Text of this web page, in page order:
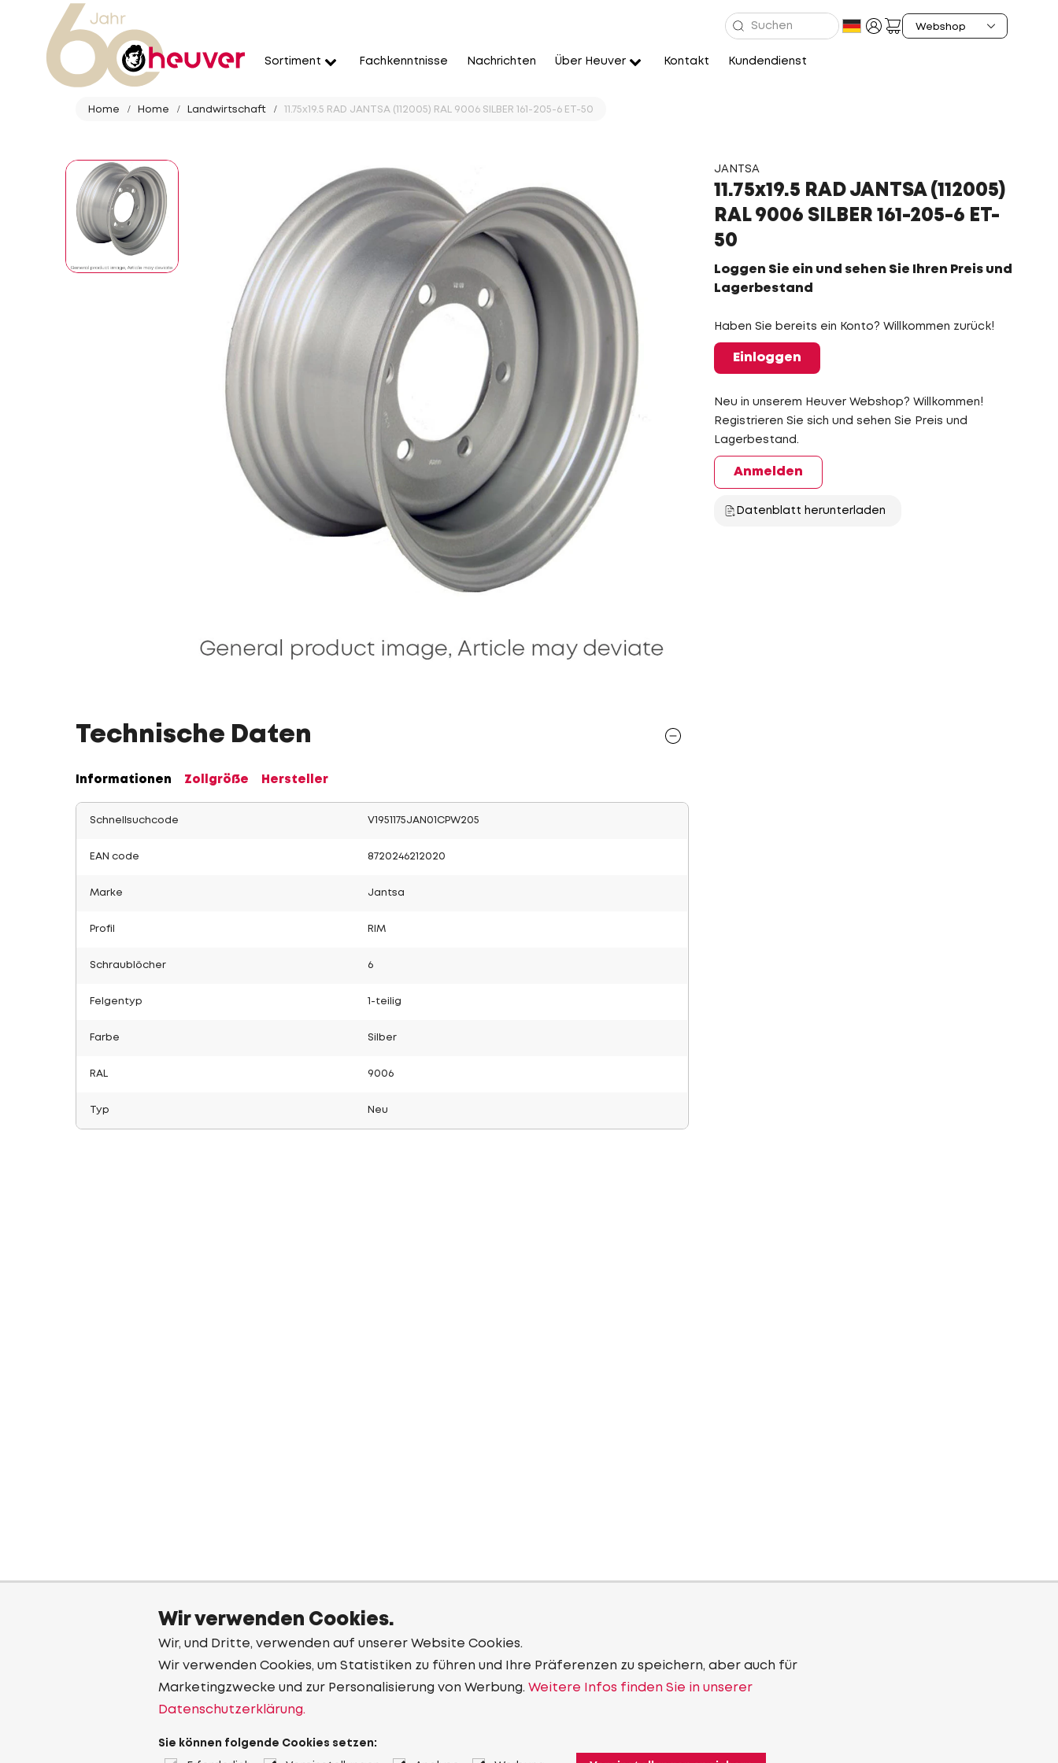
Sortiment Fachkenntnisse Nachrichten Über Heuver Kontakt Kundendienst
Home Home Landwirtschaft 11.75x19.5 RAD JANTSA (112005) RAL 9006 SILBER 161-205-6 ET-50
JANTSA
11.75x19.5 RAD JANTSA (112005)
RAL 9006 SILBER 161-205-6 ET-
50
Loggen Sie ein und sehen Sie Ihren Preis und
Lagerbestand
Haben Sie bereits ein Konto? Willkommen zurück!
Einloggen
Neu in unserem Heuver Webshop? Willkommen!
Registrieren Sie sich und sehen Sie Preis und
Lagerbestand.
Anmelden
Datenblatt herunterladen
Technische Daten
Informationen Zollgröße Hersteller
Schnellsuchcode V1951175JAN01CPW205
EAN code 8720246212020
Marke Jantsa
Profil RIM
Schraublöcher 6
Felgentyp 1-teilig
Farbe Silber
RAL 9006
Typ Neu
Wir verwenden Cookies.
Wir, und Dritte, verwenden auf unserer Website Cookies.
Wir verwenden Cookies, um Statistiken zu führen und Ihre Präferenzen zu speichern, aber auch für
Marketingzwecke und zur Personalisierung von Werbung. Weitere Infos finden Sie in unserer
Datenschutzerklärung.
Sie können folgende Cookies setzen: